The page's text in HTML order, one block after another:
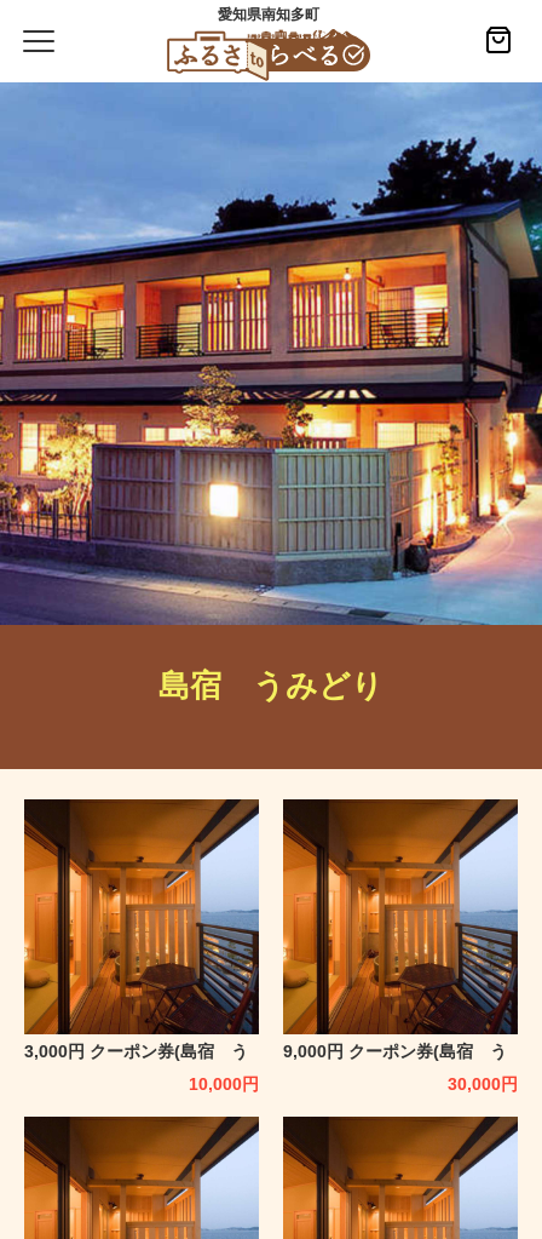
愛知県南知多町
島宿 うみどり
3,000円 クーポン券(島宿 う
10,000円
9,000円 クーポン券(島宿 う
30,000円